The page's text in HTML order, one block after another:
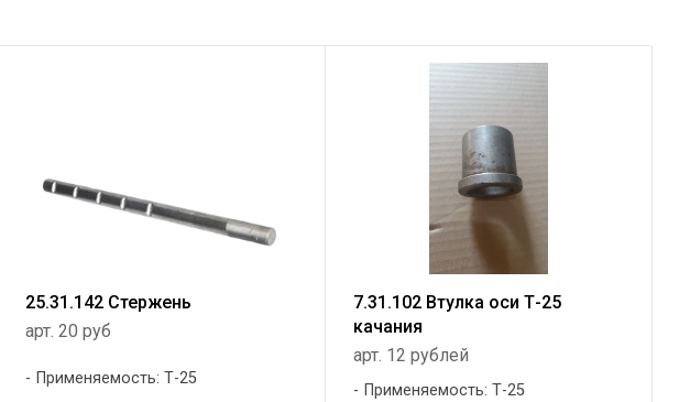
25.31.142 Стержень
арт. 20 руб
Применяемость: Т-25
7.31.102 Втулка оси Т-25
качания
арт. 12 рублей
Применяемость: Т-25